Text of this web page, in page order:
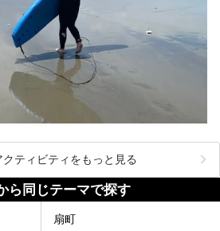
ティビティをもっと見る
ら同じテーマで探す
扇町